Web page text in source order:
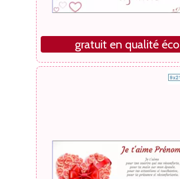
gratuit en qualité éco